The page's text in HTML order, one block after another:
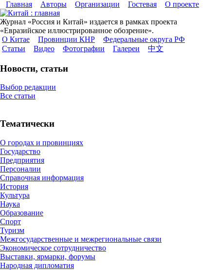
Главная Авторы Организации Гостевая О проекте
Журнал «Россия и Китай» издается в рамках проекта
«Евразийское иллюстрированное обозрение».
О Китае
Провинции КНР
Федеральные округа РФ
Статьи
Видео Фотографии Галереи 中文
Новости, статьи
Выбор редакции
Все статьи
Тематически
О городах и провинциях
Государство
Предприятия
Персоналии
Справочная информация
История
Культура
Наука
Образование
Спорт
Туризм
Межгосударственные и межрегиональные связи
Экономическое сотрудничество
Выставки, ярмарки, форумы
Народная дипломатия